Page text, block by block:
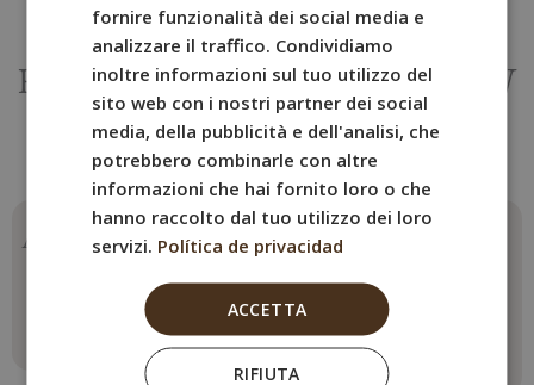
ALTRE CAMERE
Prenota la camera del BYPILLOW
Tiento
più adatta alle tue esigenze.
Appartamento Attico
Max. 2 persone
2 letti
Per saperne di più
Camera Doppia
Max. 2 persone
1 letto matrimoniale
Per saperne di più
GERMAN
fornire funzionalità dei social media e
analizzare il traffico. Condividiamo
inoltre informazioni sul tuo utilizzo del
sito web con i nostri partner dei social
media, della pubblicità e dell'analisi, che
potrebbero combinarle con altre
informazioni che hai fornito loro o che
hanno raccolto dal tuo utilizzo dei loro
servizi. Política de privacidad
ACCETTA
RIFIUTA